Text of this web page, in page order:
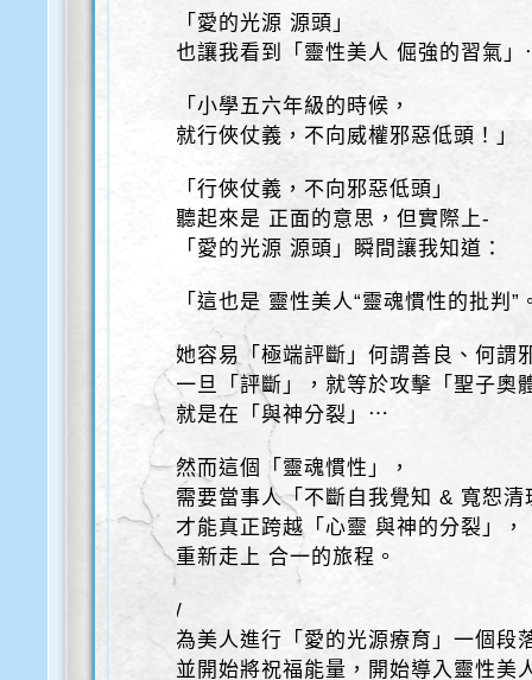
「愛的光源 源頭」
也讓我看到「靈性美人 倔強的習氣
「小學五六年級的時候，
就行俠仗義，不向威權邪惡低頭！」
「行俠仗義，不向邪惡低頭」
聽起來是 正面的意思，但實際上-
「愛的光源 源頭」瞬間讓我知道：
「這也是 靈性美人“靈魂慣性的批判”
她容易「極端評斷」何謂善良、何謂
一旦「評斷」，就等於攻擊「聖子奧
就是在「與神分裂」⋯
然而這個「靈魂慣性」，
需要當事人「不斷自我覺知 & 寬恕清
才能真正跨越「心靈 與神的分裂」，
重新走上 合一的旅程。
/
為美人進行「愛的光源療育」一個段
並開始將祝福能量，開始導入靈性美